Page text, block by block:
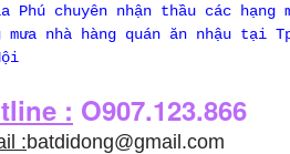
Phú chuyên nhận thầu các
mưa nhà hàng quán ăn nhậu tại
: O907.123.866
:batdidong@gmail.com